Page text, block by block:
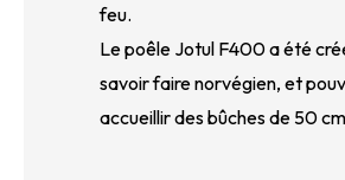
feu.
Le poêle Jotul F400 a été
savoir faire norvégien, et
accueillir des bûches de 50 cm